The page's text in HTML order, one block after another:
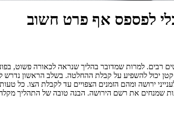
לפספס אף פרט חשוב
למרות שמדובר בהליך שנראה לכאורה פשוט,
יכול להשפיע על קבלת ההחלטה. בשלב הראשון נדרש
ירושה ומהם הזמנים הצפויים עד לקבלת הצו. כל
שמנחים את רשם הירושה. הבנה טובה של התהליך